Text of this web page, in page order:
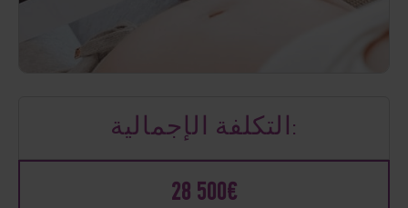
التكلفة الإجمالية:
28 500€